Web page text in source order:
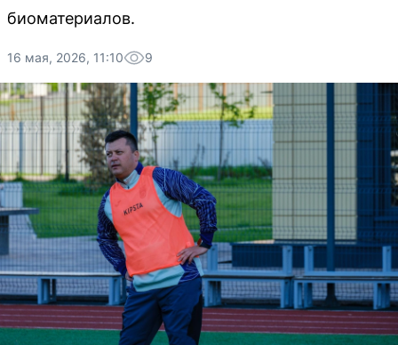
биоматериалов.
16 мая, 2026, 11:10 9